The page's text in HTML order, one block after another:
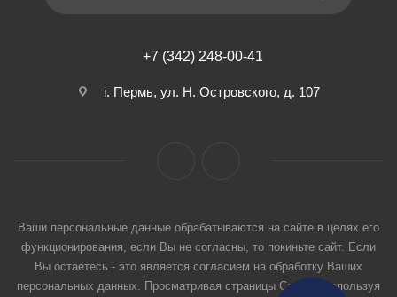
+7 (342) 248-00-41
г. Пермь, ул. Н. Островского, д. 107
Ваши персональные данные обрабатываются на сайте в целях его
функционирования, если Вы не согласны, то покиньте сайт. Если
Вы остаетесь - это является согласием на обработку Ваших
персональных данных. Просматривая страницы Сайта и используя